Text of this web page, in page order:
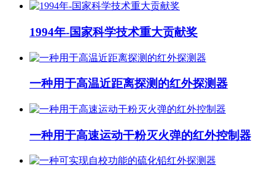
1994年-国家科学技术重大贡献奖
一种用于高温近距离探测的红外探测器
一种用于高速运动干粉灭火弹的红外控制器